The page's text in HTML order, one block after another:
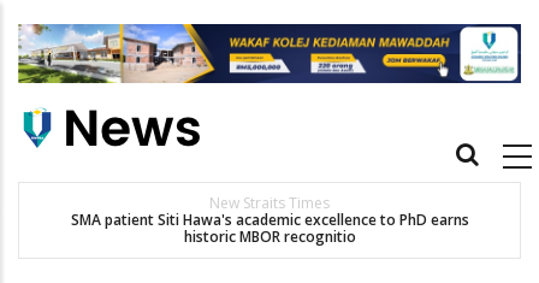
main
Main
New Straits Times
SMA patient Siti Hawa's academic excellence to PhD earns
historic MBOR recognitio